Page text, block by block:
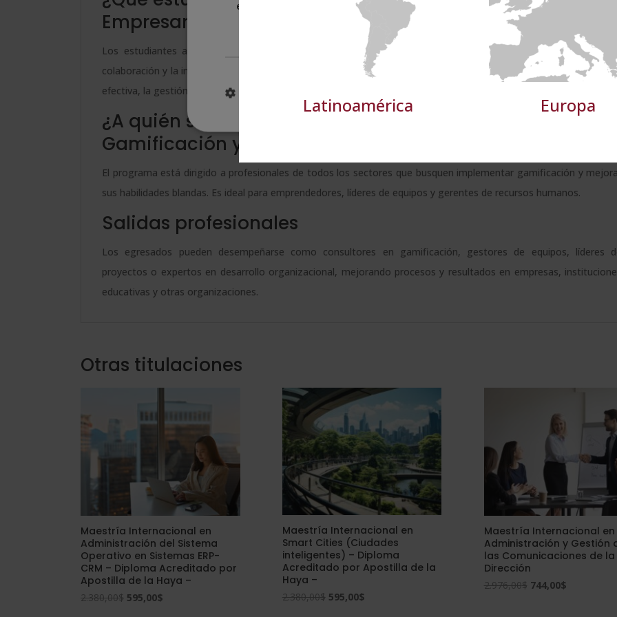
Empresariales?
Los estudiantes aprenderán a diseñar estrategias de gamificación y a aplicar herramientas que fomenten la
colaboración y la innovación. También se enfocarán en el desarrollo de competencias clave, como la
efectiva, la gestión de equipos y la resolución de conflictos.
¿A quién se dirige la Maestría Internacional en
Gamificación y Soft Skills Empresariales?
El programa está dirigido a profesionales de todos los sectores que busquen implementar gamificación y
sus habilidades blandas. Es ideal para emprendedores, líderes de equipos y gerentes de recursos humanos.
Salidas profesionales
Los egresados pueden desempeñarse como consultores en gamificación, gestores de equipos, líderes
proyectos o expertos en desarrollo organizacional, mejorando procesos y resultados en empresas,
educativas y otras organizaciones.
Otras titulaciones
Maestría Internacional en
Administración del Sistema
Operativo en Sistemas ERP-
CRM – Diploma Acreditado por
Apostilla de la Haya –
2.380,00$ El
595,00$
Maestría Internacional en
Smart Cities (Ciudades
inteligentes) – Diploma
Acreditado por Apostilla de la
Haya –
2.380,00$ El
595,00$El
Maestría Internacional en
Administración y Gestión
las Comunicaciones de la
Dirección
2.976,00$ El
744,00$El
Latinoamérica Europa
estrictamente
rendimiento
preferencias
funcionalidad